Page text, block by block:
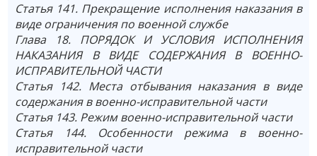
Статья 141. Прекращение исполнения наказания в
виде ограничения по военной службе
Глава 18. ПОРЯДОК И УСЛОВИЯ ИСПОЛНЕНИЯ
НАКАЗАНИЯ В ВИДЕ СОДЕРЖАНИЯ В ВОЕННО-
ИСПРАВИТЕЛЬНОЙ ЧАСТИ
Статья 142. Места отбывания наказания в виде
содержания в военно-исправительной части
Статья 143. Режим военно-исправительной части
Статья 144. Особенности режима в военно-
исправительной части